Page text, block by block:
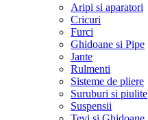
Aripi si aparatori
Cricuri
Furci
Ghidoane si Pipe
Jante
Rulmenti
Sisteme de pliere
Suruburi si piulite
Suspensii